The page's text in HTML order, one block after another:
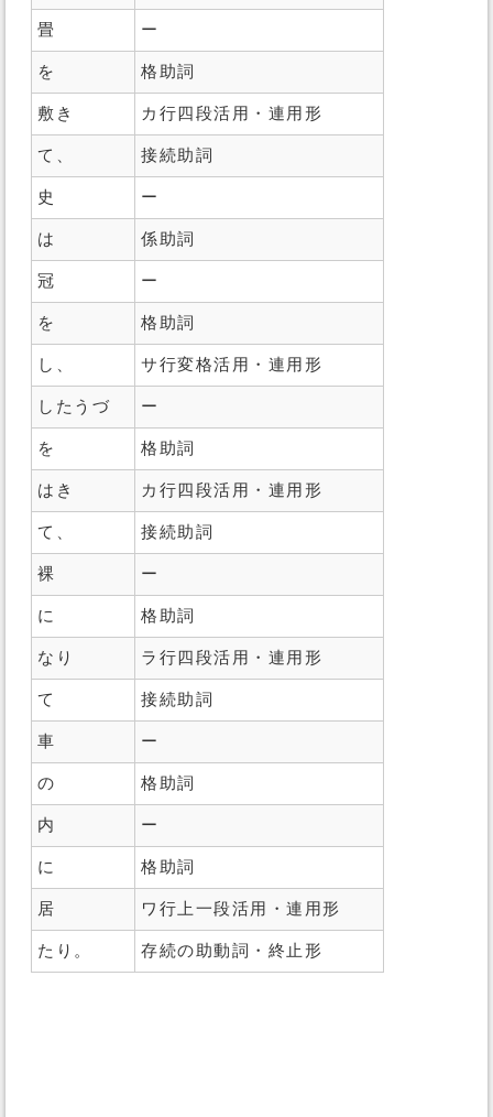
畳 ー
を 格助詞
敷き カ行四段活用・連用形
て、 接続助詞
史 ー
は 係助詞
冠 ー
を 格助詞
し、 サ行変格活用・連用形
したうづ ー
を 格助詞
はき カ行四段活用・連用形
て、 接続助詞
裸 ー
に 格助詞
なり ラ行四段活用・連用形
て 接続助詞
車 ー
の 格助詞
内 ー
に 格助詞
居 ワ行上一段活用・連用形
たり。 存続の助動詞・終止形